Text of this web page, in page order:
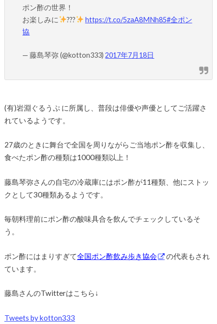
ポン酢の世界！
お楽しみに
??? https://t.co/5zaA8MNh85#全ポン
協
— 藤島琴弥 (@kotton333)2017年7月18日
(有)岩淵ぐるうぷ に所属し、普段は俳優や声優としてご活躍さ
れているようです。
27歳のときに舞台で全国を周りながらご当地ポン酢を収集し、
食べたポン酢の種類は1000種類以上！
藤島琴弥さんの自宅の冷蔵庫にはポン酢が11種類、他にストッ
クとして30種類あるようです。
毎朝料理前にポン酢の酸味具合を飲んでチェックしているそ
う。
ポン酢にはまりすぎて全国ポン酢飲み歩き協会
の代表もされ
ています。
藤島さんのTwitterはこちら↓
Tweets by kotton333